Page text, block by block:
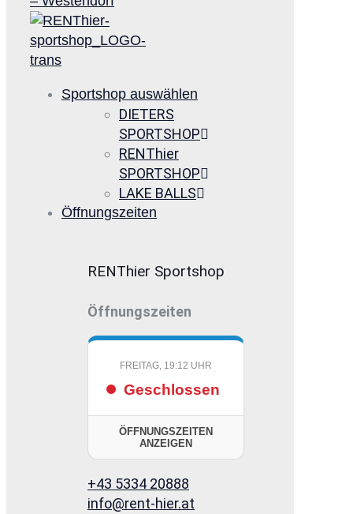
Sportshop auswählen
DIETERS
SPORTSHOP
RENThier
SPORTSHOP
LAKE BALLS
Öffnungszeiten
RENThier Sportshop
Öffnungszeiten
FREITAG, 19:12 UHR
Geschlossen
ÖFFNUNGSZEITEN
ANZEIGEN
+43 5334 20888
info@rent-hier.at